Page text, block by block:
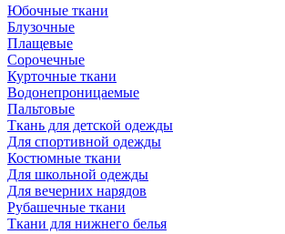
Юбочные ткани
Блузочные
Плащевые
Сорочечные
Курточные ткани
Водонепроницаемые
Пальтовые
Ткань для детской одежды
Для спортивной одежды
Костюмные ткани
Для школьной одежды
Для вечерних нарядов
Рубашечные ткани
Ткани для нижнего белья